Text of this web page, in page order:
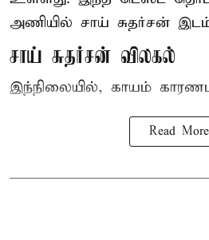
அணியில் சாய் சுதர்சன்
சாய் சுதர்சன் விலகல்
இந்நிலையில், காயம்
Read More